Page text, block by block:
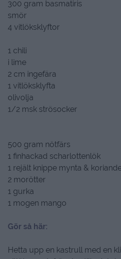
Till 4 personer:
300 gram basmatiris
4 vitlöksklyftor
1 chili
i lime
2 cm ingefära
1 vitlöksklyfta
500 gram nötfärs
1 finhackad scharlottenlök
1 rejält knippe mynta & koriander
2 morötter
1 mogen mango
Gör så här: